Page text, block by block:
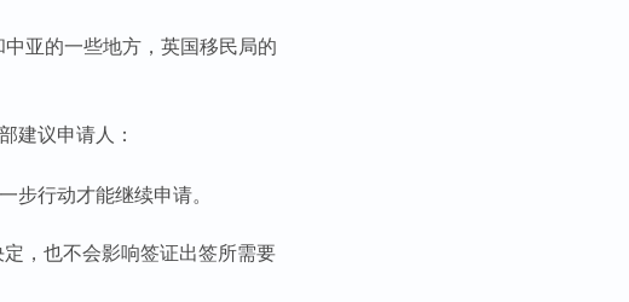
亚的一些地方，英国移民局的
建议申请人：
行动才能继续申请。
，也不会影响签证出签所需要